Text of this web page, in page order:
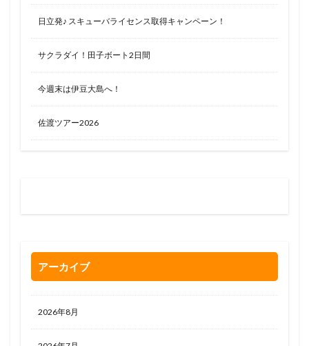
日立発♪ スキューバライセンス取得キャンペーン！
サクラダイ！田子ボート2日間
今週末は伊豆大島へ！
佐渡ツアー2026
アーカイブ
2026年8月